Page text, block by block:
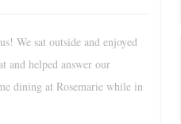
We sat outside and enjoyed
and helped answer our
dining at Rosemarie while in